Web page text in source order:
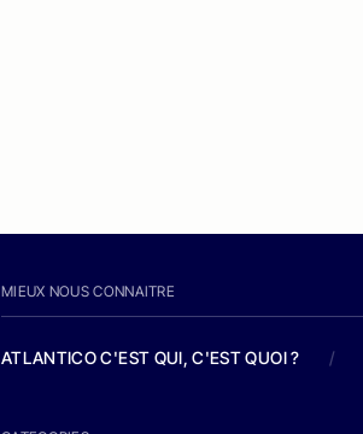
MIEUX NOUS CONNAITRE
ATLANTICO C'EST QUI, C'EST QUOI ? /